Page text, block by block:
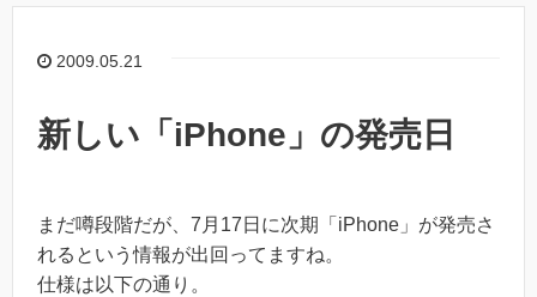
2009.05.21
新しい「iPhone」の発売日
まだ噂段階だが、7月17日に次期「iPhone」が発売さ
れるという情報が出回ってますね。
仕様は以下の通り。